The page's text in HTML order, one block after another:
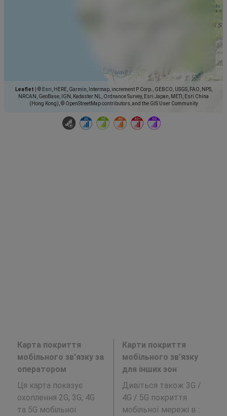
Leaflet
© Esri, HERE, Garmin, Intermap, increment P Corp., GEBCO, USGS, FAO, NPS,
NRCAN, GeoBase, IGN, Kadaster NL, Ordnance Survey, Esri Japan, METI, Esri China
(Hong Kong), © OpenStreetMap contributors, and the GIS User Community
Карта покриття
мобільного зв’язку за
оператором
Ця карта показує
охоплення 2G, 3G, 4G
та 5G мобільної
Карти покриття
мобільного зв’язку
для інших зон
Дивіться також 3G /
4G / 5G покриття
мобільної мережі в :